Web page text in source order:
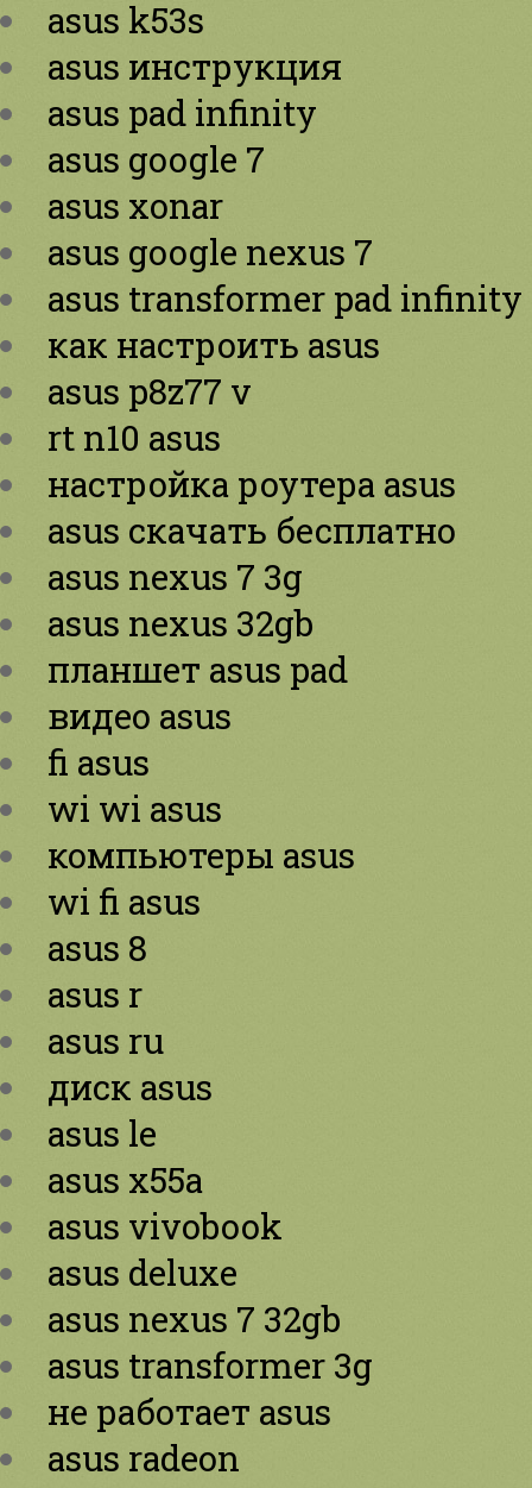
asus k53s
asus инструкция
asus pad infinity
asus google 7
asus xonar
asus google nexus 7
asus transformer pad infinity
как настроить asus
asus p8z77 v
rt n10 asus
настройка роутера asus
asus скачать бесплатно
asus nexus 7 3g
asus nexus 32gb
планшет asus pad
видео asus
fi asus
wi wi asus
компьютеры asus
wi fi asus
asus 8
asus r
asus ru
диск asus
asus le
asus x55a
asus vivobook
asus deluxe
asus nexus 7 32gb
asus transformer 3g
не работает asus
asus radeon